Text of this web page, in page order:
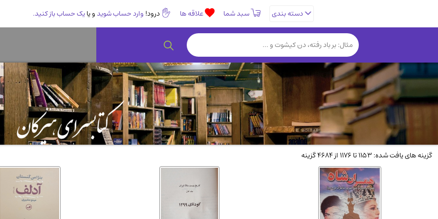
دسته بندی سبد شما علاقه ها درود! وارد حساب شوید و یایک حساب باز کنید.
رمان و داستان ایرانی
انگلیسی و زبان خارجی
کتب نادر و کمیاب(19) روانشناسی(112) طب
فلسفه و جامعه شناسی(151) ادبیات و شعر(511)
دانشگاهی و آموزشی(534) اقتصادی، بازاریابی و مالی(56)
پزشکی (140)
ورزشی و تربیت بدنی
آشپزی و خوراکی(25)
سیاسی
(116)
کتاب های مصور رنگی و گلاسه(23) عرفانی و سلوک(45)
دایره المعارف و فرهنگ(13) علوم غریبه و شهودی
(9)
گزینه های یافت شده: 1153 تا 1176 از 4684 گزینه